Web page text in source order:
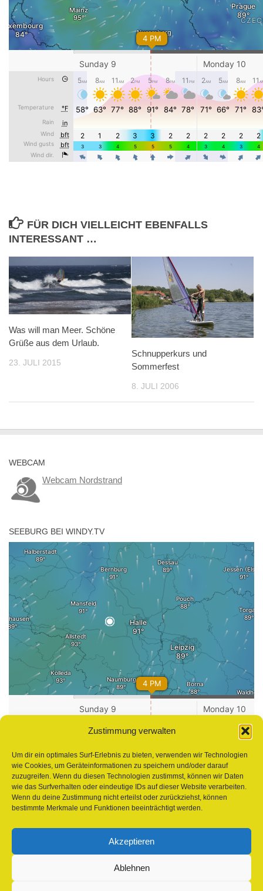
Zustimmung verwalten
Um dir ein optimales Surf-Erlebnis zu bieten, verwenden wir Technologien
wie Cookies, um Geräteinformationen zu speichern und/oder darauf
zuzugreifen. Wenn du diesen Technologien zustimmst, können wir Daten
wie das Surfverhalten oder eindeutige IDs auf dieser Website verarbeiten.
Wenn du deine Zustimmung nicht erteilst oder zurückziehst, können
bestimmte Merkmale und Funktionen beeinträchtigt werden.
Akzeptieren
Ablehnen
FÜR DICH VIELLEICHT EBENFALLS
INTERESSANT …
Was will man Meer. Schöne
Grüße aus dem Urlaub.
23. JULI 2015
Schnupperkurs und
Sommerfest
8. JULI 2006
WEBCAM
Webcam Nordstrand
SEEBURG BEI WINDY.TV